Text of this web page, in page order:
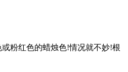
粉红色的蜡烛色!情况就不妙!根